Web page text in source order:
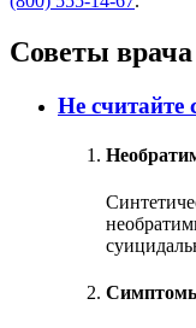
Советы врача
Не считайте